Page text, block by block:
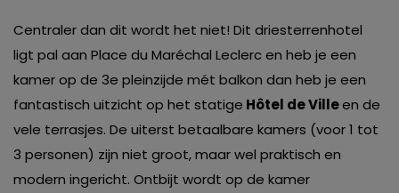
Centraler dan dit wordt het niet! Dit driesterrenhotel
ligt pal aan Place du Maréchal Leclerc en heb je een
kamer op de 3e pleinzijde mét balkon dan heb je een
fantastisch uitzicht op het statige Hôtel de Villeen de
vele terrasjes. De uiterst betaalbare kamers (voor 1 tot
3 personen) zijn niet groot, maar wel praktisch en
modern ingericht. Ontbijt wordt op de kamer